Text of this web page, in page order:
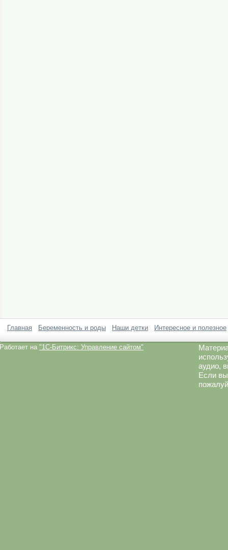
Главная Беременность и роды Наши детки Интересное и полезное
Работает на "1C-Битрикс: Управление сайтом"
аудио,
Если вы